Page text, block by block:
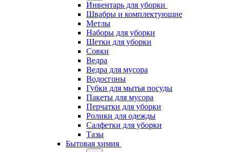
Инвентарь для уборки
Швабры и комплектующие
Метлы
Наборы для уборки
Щетки для уборки
Совки
Ведра
Ведра для мусора
Водосгоны
Губки для мытья посуды
Пакеты для мусора
Перчатки для уборки
Ролики для одежды
Салфетки для уборки
Тазы
Бытовая химия